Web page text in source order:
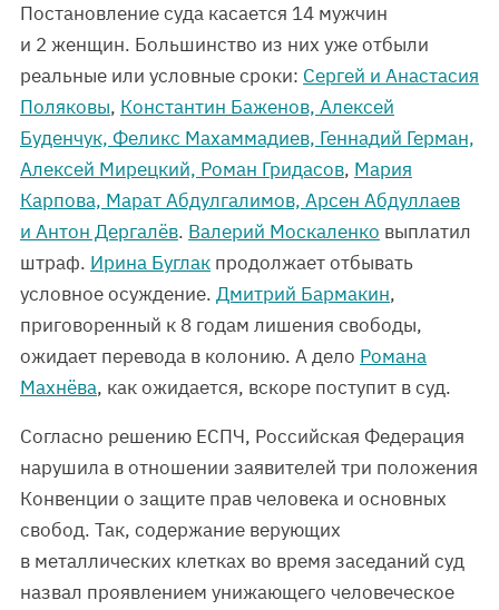
Постановление суда касается 14 мужчин
и 2 женщин. Большинство из них уже отбыли
реальные или условные сроки: Сергей и Анастасия
Поляковы, Константин Баженов, Алексей
Буденчук, Феликс Махаммадиев, Геннадий Герман,
Алексей Мирецкий, Роман Гридасов, Мария
Карпова, Марат Абдулгалимов, Арсен Абдуллаев
и Антон Дергалёв. Валерий Москаленко выплатил
штраф. Ирина Буглак продолжает отбывать
условное осуждение. Дмитрий Бармакин,
приговоренный к 8 годам лишения свободы,
ожидает перевода в колонию. А дело Романа
Махнёва, как ожидается, вскоре поступит в суд.
Согласно решению ЕСПЧ, Российская Федерация
нарушила в отношении заявителей три положения
Конвенции о защите прав человека и основных
свобод. Так, содержание верующих
в металлических клетках во время заседаний суд
назвал проявлением унижающего человеческое